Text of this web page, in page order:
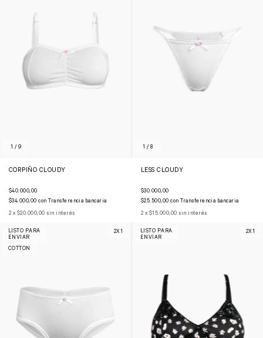
1 /9
CORPIÑO CLOUDY
$40.000,00
$34.000,00con Transferencia bancaria
2 x $20.000,00 sin interés
1 /8
LESS CLOUDY
$30.000,00
$25.500,00con Transferencia bancaria
2 x $15.000,00 sin interés
2X1
LISTO PARA
ENVIAR
COTTON
2X1
LISTO PARA
ENVIAR